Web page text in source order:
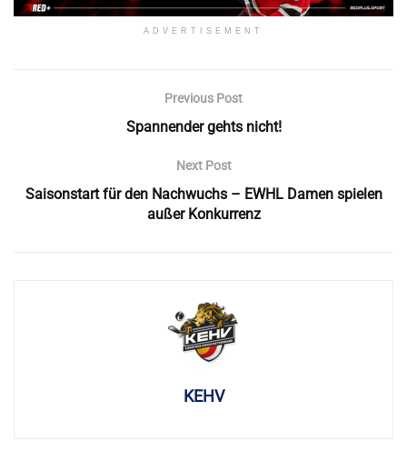
ADVERTISEMENT
Previous Post
Spannender gehts nicht!
Next Post
Saisonstart für den Nachwuchs – EWHL Damen spielen
außer Konkurrenz
KEHV